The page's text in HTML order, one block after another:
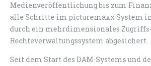
Medienveröffentlichung bis zum
alle Schritte im picturemaxx System
durch ein mehrdimensionales
Rechteverwaltungssystem abgesichert.
Seit dem Start des DAM-Systems und